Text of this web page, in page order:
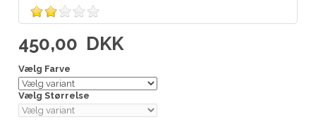
450,00 DKK
Vælg Farve
Vælg Størrelse